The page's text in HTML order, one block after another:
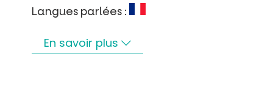
Langues parlées :
En savoir plus